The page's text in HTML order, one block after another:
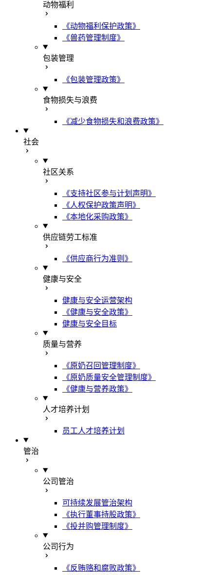
动物福利
《动物福利保护政策》
《兽药管理制度》
包装管理
《包装管理政策》
食物损失与浪费
《减少食物损失和浪费政策》
社会
社区关系
《支持社区参与计划声明》
《人权保护政策声明》
《本地化采购政策》
供应链劳工标准
《供应商行为准则》
健康与安全
健康与安全运营架构
《健康与安全政策》
健康与安全目标
质量与营养
《原奶召回管理制度》
《原奶质量安全管理制度》
《健康与营养政策》
人才培养计划
员工人才培养计划
管治
公司管治
可持续发展管治架构
《执行董事持股政策》
《投并购管理制度》
公司行为
《反贿赂和腐败政策》